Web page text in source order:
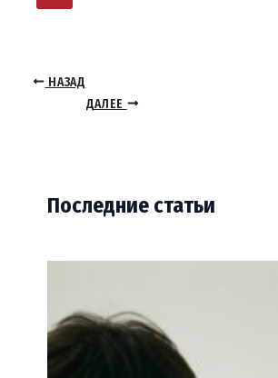
НАЗАД
ДАЛЕЕ
Последние статьи